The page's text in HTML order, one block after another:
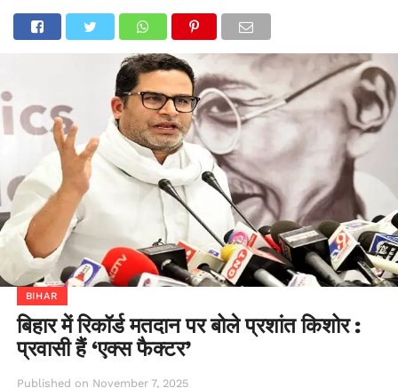
BIHAR
बिहार में रिकॉर्ड मतदान पर बोले प्रशांत किशोर :
प्रवासी हैं ‘एक्स फैक्टर’
Published on November 7, 2025